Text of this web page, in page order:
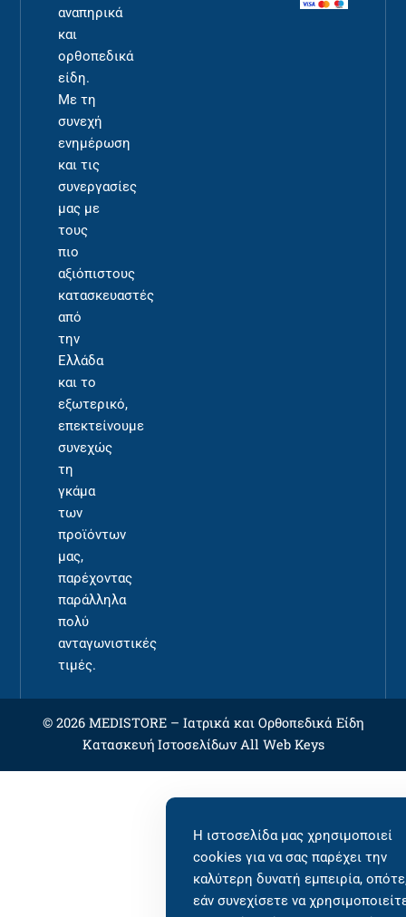
αναπηρικά
και
ορθοπεδικά
είδη.
Με τη
συνεχή
ενημέρωση
και τις
συνεργασίες
μας με
τους
πιο
αξιόπιστους
κατασκευαστές
από
την
Ελλάδα
και το
εξωτερικό,
επεκτείνουμε
συνεχώς
τη
γκάμα
των
προϊόντων
μας,
παρέχοντας
παράλληλα
πολύ
ανταγωνιστικές
τιμές.
© 2026 MEDISTORE – Ιατρικά και Ορθοπεδικά Είδη
Κατασκευή ΙστοσελίδωνAll Web Keys
Η ιστοσελίδα μας χρησιμοποιεί
cookies για να σας παρέχει την
καλύτερη δυνατή εμπειρία,
εάν συνεχίσετε να